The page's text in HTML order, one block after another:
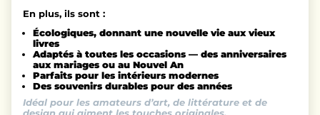
En plus, ils sont :
Écologiques, donnant une nouvelle vie aux vieux
livres
Adaptés à toutes les occasions — des anniversaires
aux mariages ou au Nouvel An
Parfaits pour les intérieurs modernes
Des souvenirs durables pour des années
Idéal pour les amateurs d’art, de littérature et de